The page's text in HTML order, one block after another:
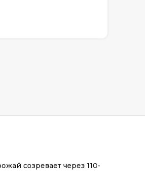
созревает через 110-